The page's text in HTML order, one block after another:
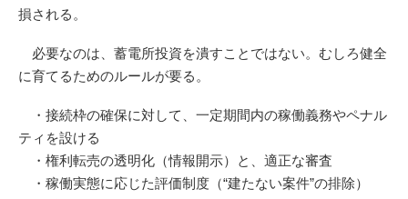
損される。
必要なのは、蓄電所投資を潰すことではない。むしろ健全
に育てるためのルールが要る。
・接続枠の確保に対して、一定期間内の稼働義務やペナル
ティを設ける
・権利転売の透明化（情報開示）と、適正な審査
・稼働実態に応じた評価制度（“建たない案件”の排除）